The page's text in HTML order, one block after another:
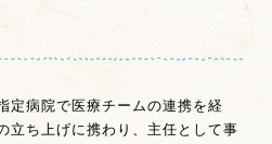
定病院で医療チームの連携を経
立ち上げに携わり、主任として事